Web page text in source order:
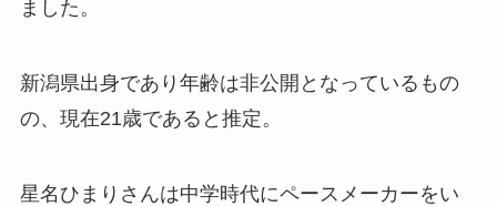
ました。
新潟県出身であり年齢は非公開となっているもの
の、現在21歳であると推定。
星名ひまりさんは中学時代にペースメーカーをい